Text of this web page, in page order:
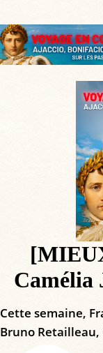
Camélia
Cette semaine,
Bruno Retailleau,